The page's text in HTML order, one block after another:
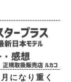
になり重く